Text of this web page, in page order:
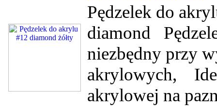
Pędzelek do
diamond
niezbędny przy
akrylowych,
akrylowej na